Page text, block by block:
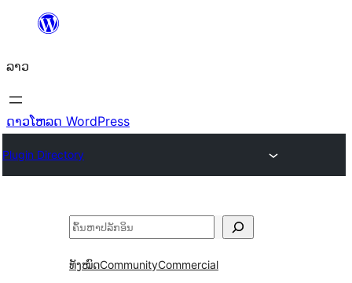
ທີ່
ເນື້ອຫາ
ລາວ
ດາວໂຫລດ WordPress
Plugin Directory
ຄົ້ນຫາ
ທັງໝົດCommunityCommercial